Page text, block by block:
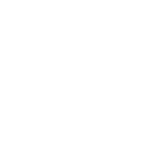
いラインが５本入っ
たり閉じたりした
も抜けを追求する